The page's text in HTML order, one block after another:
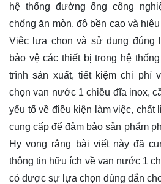
hệ thống đường ống công
chống ăn mòn, độ bền cao và
Việc lựa chọn và sử dụng đúng
bảo vệ các thiết bị trong hệ
trình sản xuất, tiết kiệm chi phí
chọn van nước 1 chiều đĩa inox,
yếu tố về điều kiện làm việc, chất
cung cấp để đảm bảo sản phẩm
Hy vọng rằng bài viết này đã
thông tin hữu ích về van nước 1
có được sự lựa chọn đúng đắn